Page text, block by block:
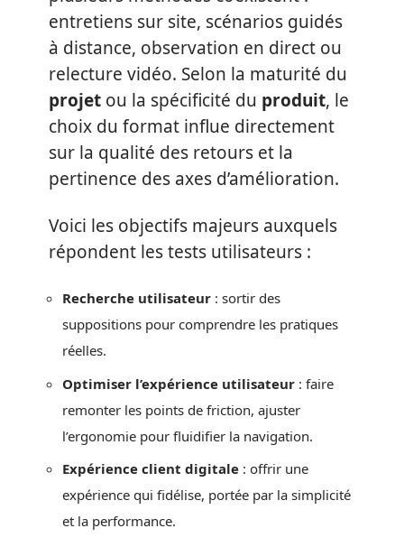
entretiens sur site, scénarios guidés
à distance, observation en direct ou
relecture vidéo. Selon la maturité du
projet ou la spécificité du produit, le
choix du format influe directement
sur la qualité des retours et la
pertinence des axes d’amélioration.
Voici les objectifs majeurs auxquels
répondent les tests utilisateurs :
Recherche utilisateur : sortir des
suppositions pour comprendre les pratiques
réelles.
Optimiser l’expérience utilisateur : faire
remonter les points de friction, ajuster
l’ergonomie pour fluidifier la navigation.
Expérience client digitale : offrir une
expérience qui fidélise, portée par la simplicité
et la performance.